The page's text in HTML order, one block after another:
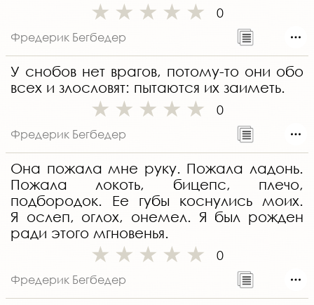
0
Фредерик Бегбедер
У снобов нет врагов, потому-то они обо
всех и злословят: пытаются их заиметь.
0
Фредерик Бегбедер
Она пожала мне руку. Пожала ладонь.
Пожала локоть, бицепс, плечо,
подбородок. Ее губы коснулись моих.
Я ослеп, оглох, онемел. Я был рожден
ради этого мгновенья.
0
Фредерик Бегбедер